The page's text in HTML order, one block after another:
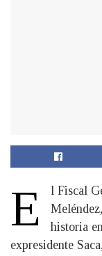
E
l Fiscal
historia
expresidente